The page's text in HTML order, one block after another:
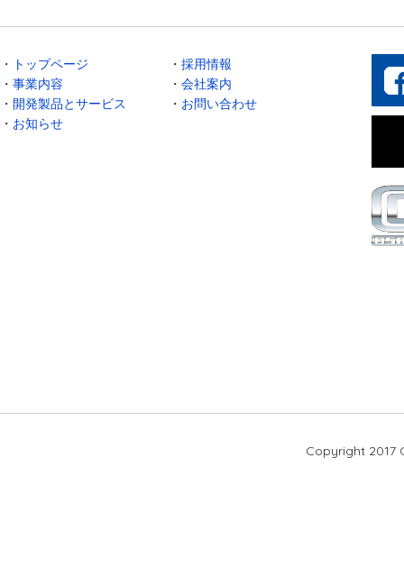
・ トップページ
・ 事業内容
・ 開発製品とサービス
・ お知らせ
・ 採用情報
・ 会社案内
・ お問い合わせ
Copyright 2017